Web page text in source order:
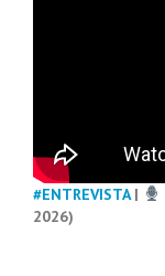
#ENTREVISTA|
2026)